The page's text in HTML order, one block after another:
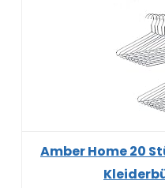
Amber Home 20